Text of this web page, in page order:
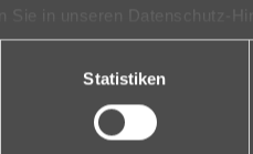
Sie in unseren Datenschutz-
Statistiken